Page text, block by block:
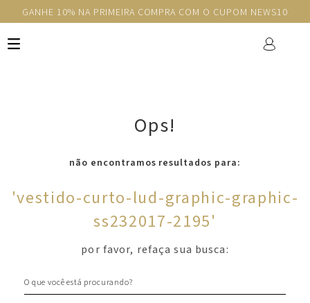
GANHE 10% NA PRIMEIRA COMPRA COM O CUPOM NEWS10
Ops!
não encontramos resultados para:
'vestido-curto-lud-graphic-graphic-
ss232017-2195'
por favor, refaça sua busca: